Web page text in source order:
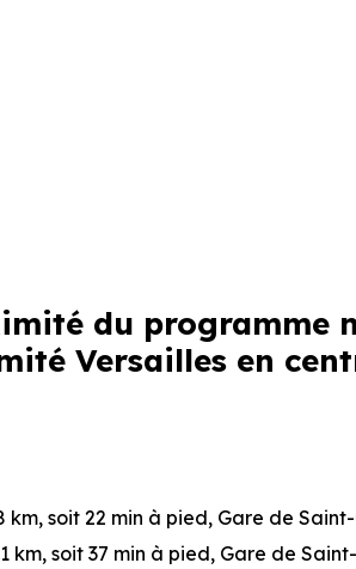
du programme
Versailles en
km, soit 22 min à pied, Gare de
km, soit 37 min à pied, Gare de